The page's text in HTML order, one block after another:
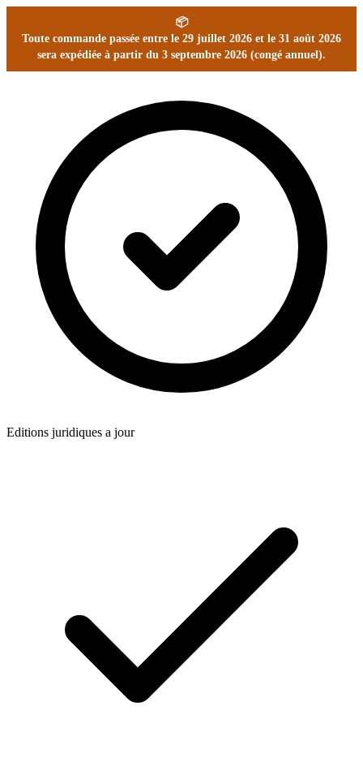
📦
Toute commande passée entre le 29 juillet 2026 et le 31 août 2026
sera expédiée à partir du 3 septembre 2026 (congé annuel).
Editions juridiques a jour